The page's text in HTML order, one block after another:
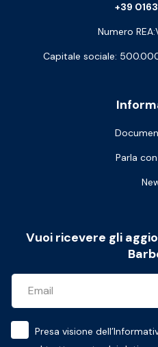
Parla
+39
Numero
Capitale sociale:
Vuoi ricevere gli
Presa visione dell’